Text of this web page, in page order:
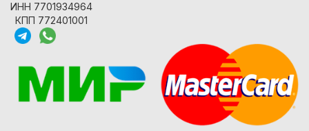
ИНН 7701934964
КПП 772401001